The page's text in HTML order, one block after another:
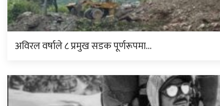
अविरल वर्षाले ८ प्रमुख सडक पूर्णरूपमा…